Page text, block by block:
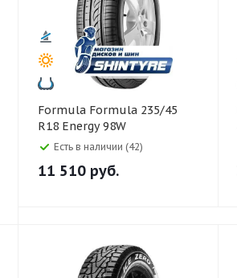
Formula Formula 235/45
R18 Energy 98W
Есть в наличии (42)
11 510 руб.